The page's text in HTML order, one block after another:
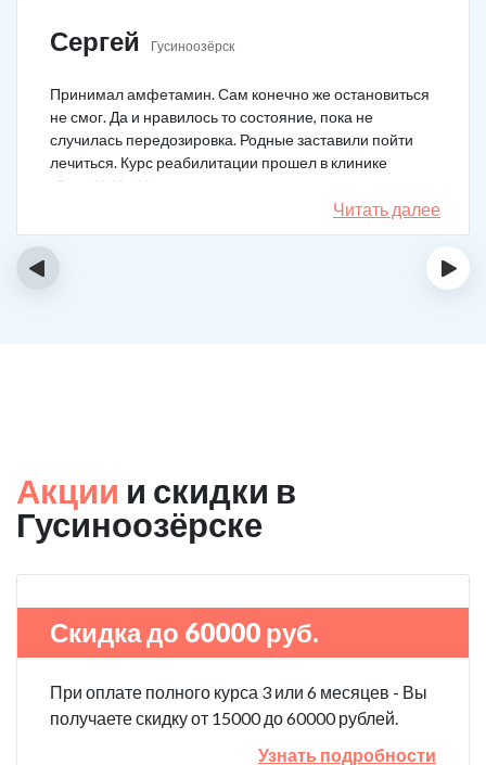
Сергей Гусиноозёрск
Принимал амфетамин. Сам конечно же остановиться
не смог. Да и нравилось то состояние, пока не
случилась передозировка. Родные заставили пойти
лечиться. Курс реабилитации прошел в клинике
«Рехаб365». Много месяцев уже не принимаю.
Читать далее
‹ ›
Акции и скидки в
Гусиноозёрске
Скидка до 60000 руб.
При оплате полного курса 3 или 6 месяцев - Вы
получаете скидку от 15000 до 60000 рублей.
Узнать подробности